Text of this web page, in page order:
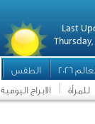
Last
Thursday,
2026 الطقس
للمرأة الابراج اليومية